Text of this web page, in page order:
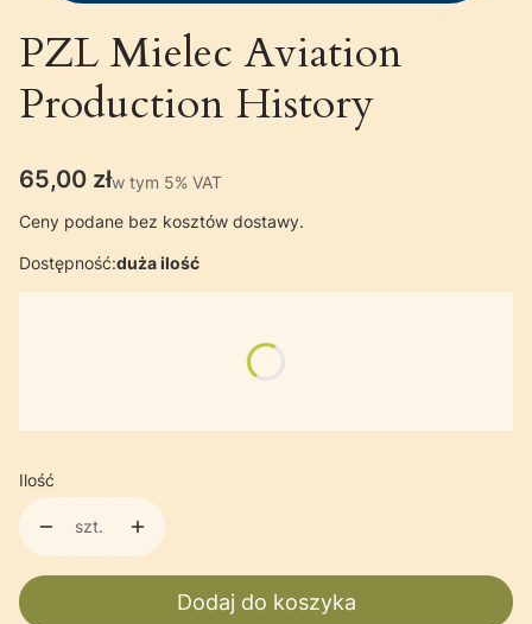
PZL Mielec Aviation
Production History
Cena
65,00 złw tym 5% VAT
w tym 5% VAT
Ceny podane bez kosztów dostawy.
Dostępność:duża ilość
Poszczególne warianty mogą różnić się ceną
Ilość
szt.
Dodaj do koszyka